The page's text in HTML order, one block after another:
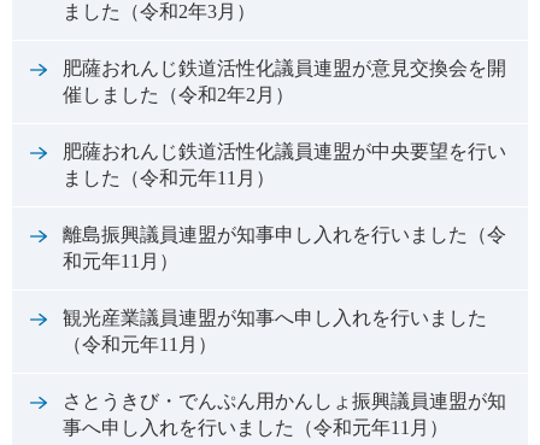
ました（令和2年3月）
肥薩おれんじ鉄道活性化議員連盟が意見交換会を開
催しました（令和2年2月）
肥薩おれんじ鉄道活性化議員連盟が中央要望を行い
ました（令和元年11月）
離島振興議員連盟が知事申し入れを行いました（令
和元年11月）
観光産業議員連盟が知事へ申し入れを行いました
（令和元年11月）
さとうきび・でんぷん用かんしょ振興議員連盟が知
事へ申し入れを行いました（令和元年11月）